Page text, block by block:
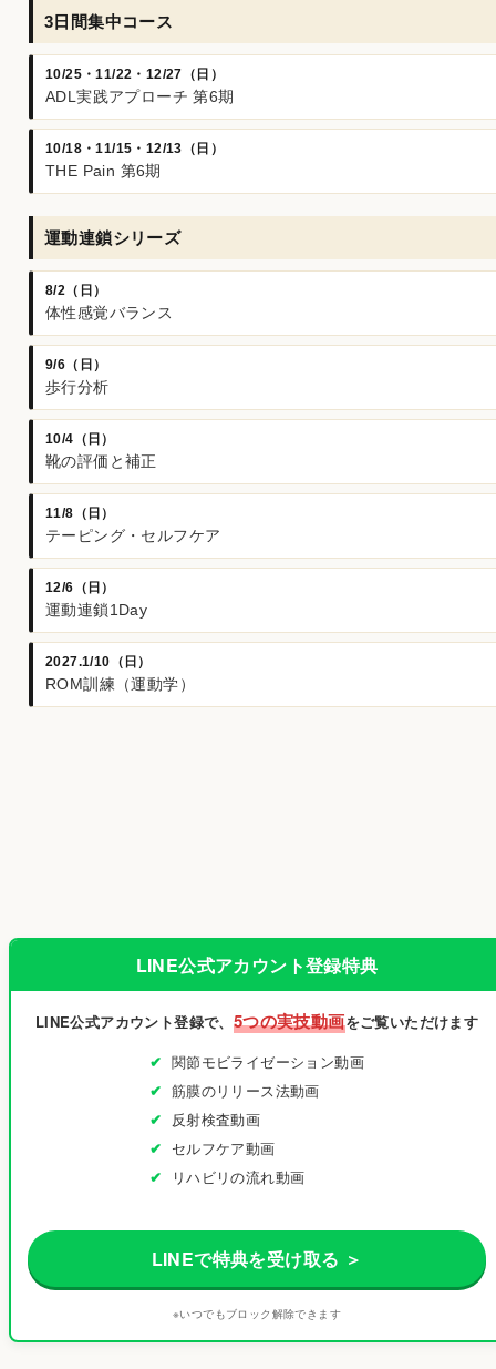
3日間集中コース
10/25・11/22・12/27（日）
ADL実践アプローチ 第6期
10/18・11/15・12/13（日）
THE Pain 第6期
運動連鎖シリーズ
8/2（日）
体性感覚バランス
9/6（日）
歩行分析
10/4（日）
靴の評価と補正
11/8（日）
テーピング・セルフケア
12/6（日）
運動連鎖1Day
2027.1/10（日）
ROM訓練（運動学）
LINE公式アカウント登録特典
LINE公式アカウント登録で、 5つの実技動画をご覧いただけます
関節モビライゼーション動画
筋膜のリリース法動画
反射検査動画
セルフケア動画
リハビリの流れ動画
LINEで特典を受け取る ＞
※いつでもブロック解除できます